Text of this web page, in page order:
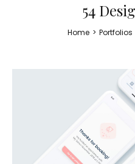
54
Home > Portfolios